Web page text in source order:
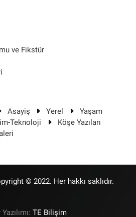
ve Fikstür
Asayiş Yerel
Yaşam
Teknoloji
Köşe Yazıları
© 2022. Her hakkı saklıdır.
TE Bilişim